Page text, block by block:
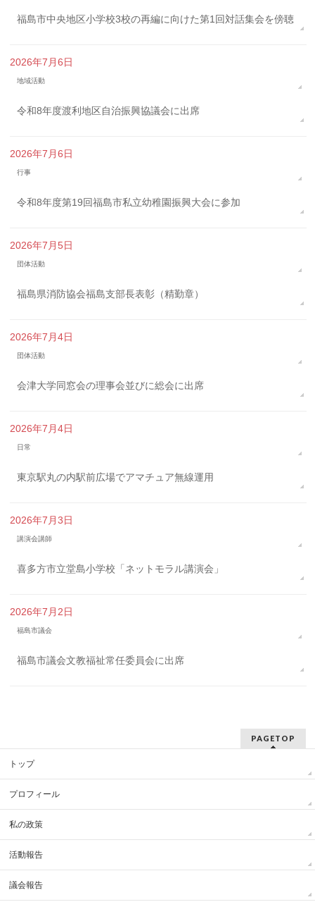
福島市中央地区小学校3校の再編に向けた第1回対話集会を傍聴
2026年7月6日
地域活動
令和8年度渡利地区自治振興協議会に出席
2026年7月6日
行事
令和8年度第19回福島市私立幼稚園振興大会に参加
2026年7月5日
団体活動
福島県消防協会福島支部長表彰（精勤章）
2026年7月4日
団体活動
会津大学同窓会の理事会並びに総会に出席
2026年7月4日
日常
東京駅丸の内駅前広場でアマチュア無線運用
2026年7月3日
講演会講師
喜多方市立堂島小学校「ネットモラル講演会」
2026年7月2日
福島市議会
福島市議会文教福祉常任委員会に出席
PAGETOP
トップ
プロフィール
私の政策
活動報告
議会報告